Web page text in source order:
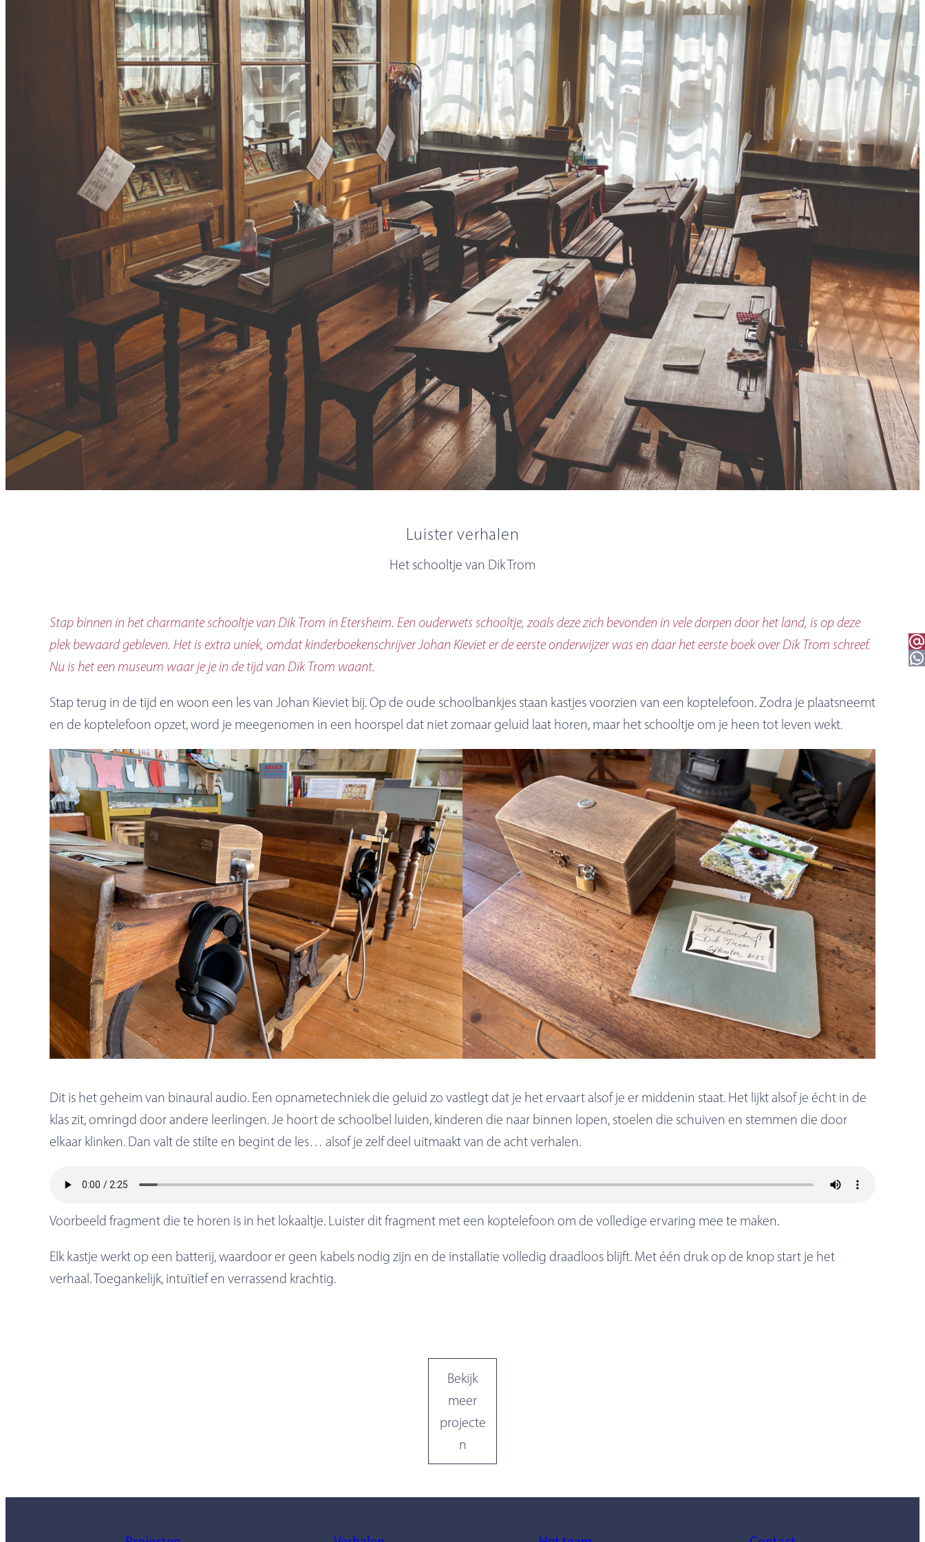
Luister verhalen
Het schooltje van Dik Trom
Stap binnen in het charmante schooltje van Dik Trom in Etersheim. Een ouderwets schooltje, zoals deze zich bevonden in vele dorpen door het land, is op deze
plek bewaard gebleven. Het is extra uniek, omdat kinderboekenschrijver Johan Kieviet er de eerste onderwijzer was en daar het eerste boek over Dik Trom schreef.
Nu is het een museum waar je je in de tijd van Dik Trom waant.
Stap terug in de tijd en woon een les van Johan Kieviet bij. Op de oude schoolbankjes staan kastjes voorzien van een koptelefoon. Zodra je plaatsneemt
en de koptelefoon opzet, word je meegenomen in een hoorspel dat niet zomaar geluid laat horen, maar het schooltje om je heen tot leven wekt.
Dit is het geheim van binaural audio. Een opname­techniek die geluid zo vastlegt dat je het ervaart alsof je er middenin staat. Het lijkt alsof je écht in de
klas zit, omringd door andere leerlingen. Je hoort de schoolbel luiden, kinderen die naar binnen lopen, stoelen die schuiven en stemmen die door
elkaar klinken. Dan valt de stilte en begint de les… alsof je zelf deel uitmaakt van de acht verhalen.
Voorbeeld fragment die te horen is in het lokaaltje. Luister dit fragment met een koptelefoon om de volledige ervaring mee te maken.
Elk kastje werkt op een batterij, waardoor er geen kabels nodig zijn en de installatie volledig draadloos blijft. Met één druk op de knop start je het
verhaal. Toegankelijk, intuïtief en verrassend krachtig.
Bekijk
meer
projecte
n